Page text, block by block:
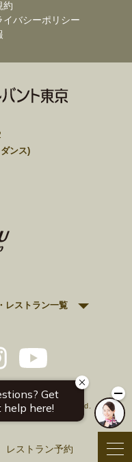
約
イバシーポリシー
ンス)
レストラン一覧
All Rights Reserved.
レストラン予約